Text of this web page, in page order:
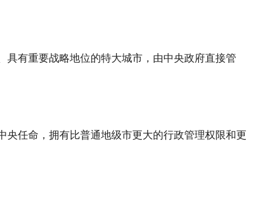
有重要战略地位的特大城市，由中央政府直接管
任命，拥有比普通地级市更大的行政管理权限和更